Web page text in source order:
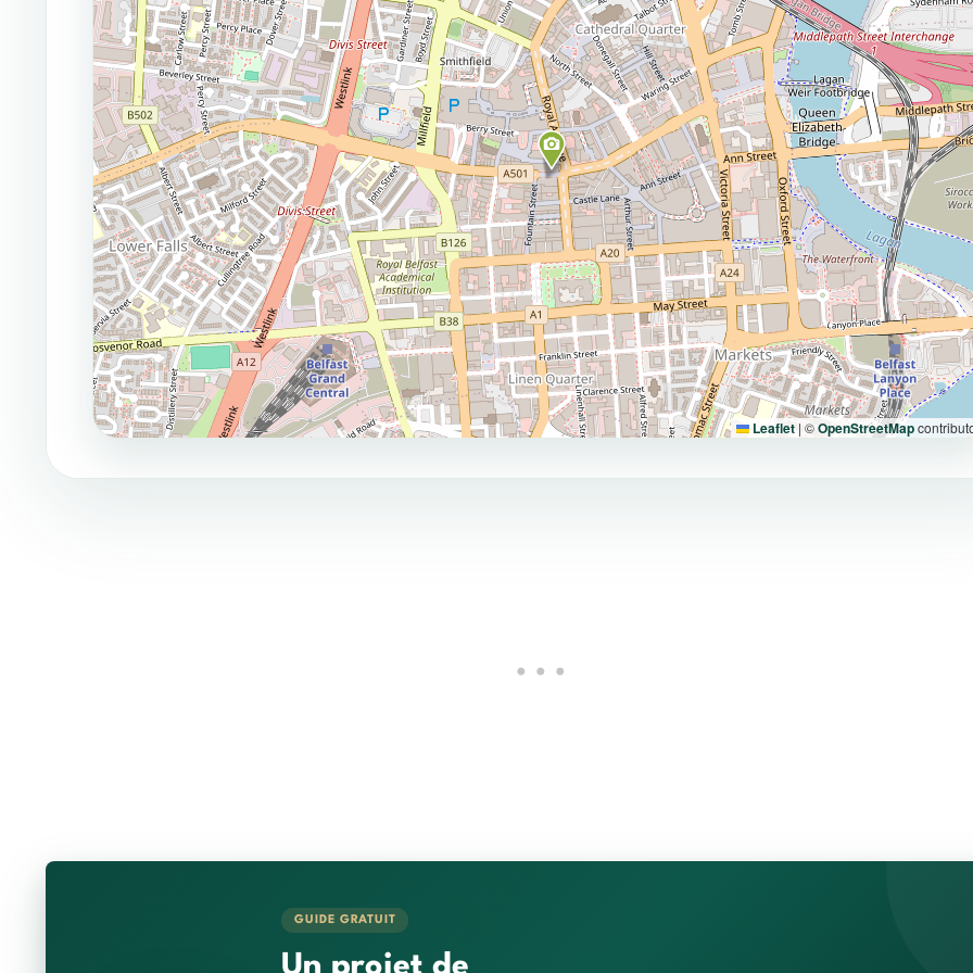
Leaflet | ©OpenStreetMap
GUIDE GRATUIT